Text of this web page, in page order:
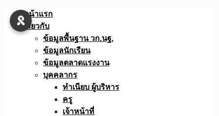
Skip
หน้าแรก
เกี่ยวกับ
ข้อมูลพื้นฐาน วก.นฐ.
ข้อมูลนักเรียน
ข้อมูลตลาดแรงงาน
บุคคลากร
ทำเนียบ ผู้บริหาร
ครู
เจ้าหน้าที่